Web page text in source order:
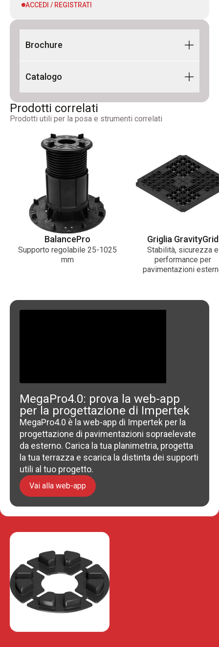
ACCEDI / REGISTRATI
Brochure
Flyer GravitySystem 2026_IT-EN_Digitale
Catalogo
CATALOGO - PEDESTAL LINE 2026_IT-
EN_Digitale_Rev00
Photobook Pedestal Line
Prodotti correlati
Prodotti utili per la posa e strumenti correlati
BalancePro
Supporto regolabile 25-1025
mm
Griglia GravityGrid
Stabilità, sicurezza e
performance per
pavimentazioni
MegaPro4.0: prova la web-app
per la progettazione di Impertek
MegaPro4.0 è la web-app di Impertek per la
progettazione di pavimentazioni sopraelevate
da esterno. Carica la tua planimetria, progetta
la tua terrazza e scarica la distinta dei supporti
utili al tuo progetto.
Vai alla web-app